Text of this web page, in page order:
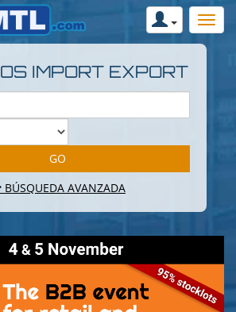
IMPORT EXPORT
BÚSQUEDA AVANZADA